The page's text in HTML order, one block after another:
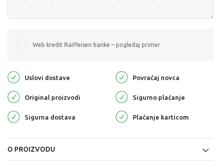
Web kredit Raiffeisen banke – pogledaj primer
Uslovi dostave Povraćaj novca
Original proizvodi Sigurno plaćanje
Sigurna dostava Plaćanje karticom
O PROIZVODU